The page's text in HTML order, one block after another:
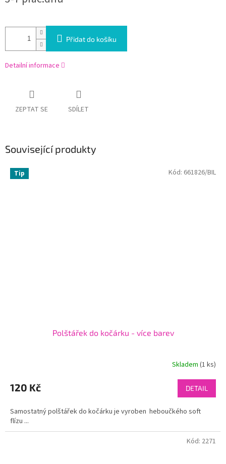
Přidat do košíku
Detailní informace
ZEPTAT SE SDÍLET
Související produkty
Tip
Polštářek do kočárku - více barev
Skladem (1 ks)
120 Kč DETAIL
Samostatný polštářek do kočárku je vyroben heboučkého soft
flízu ...
Kód: 661826/BIL
Kód: 2271